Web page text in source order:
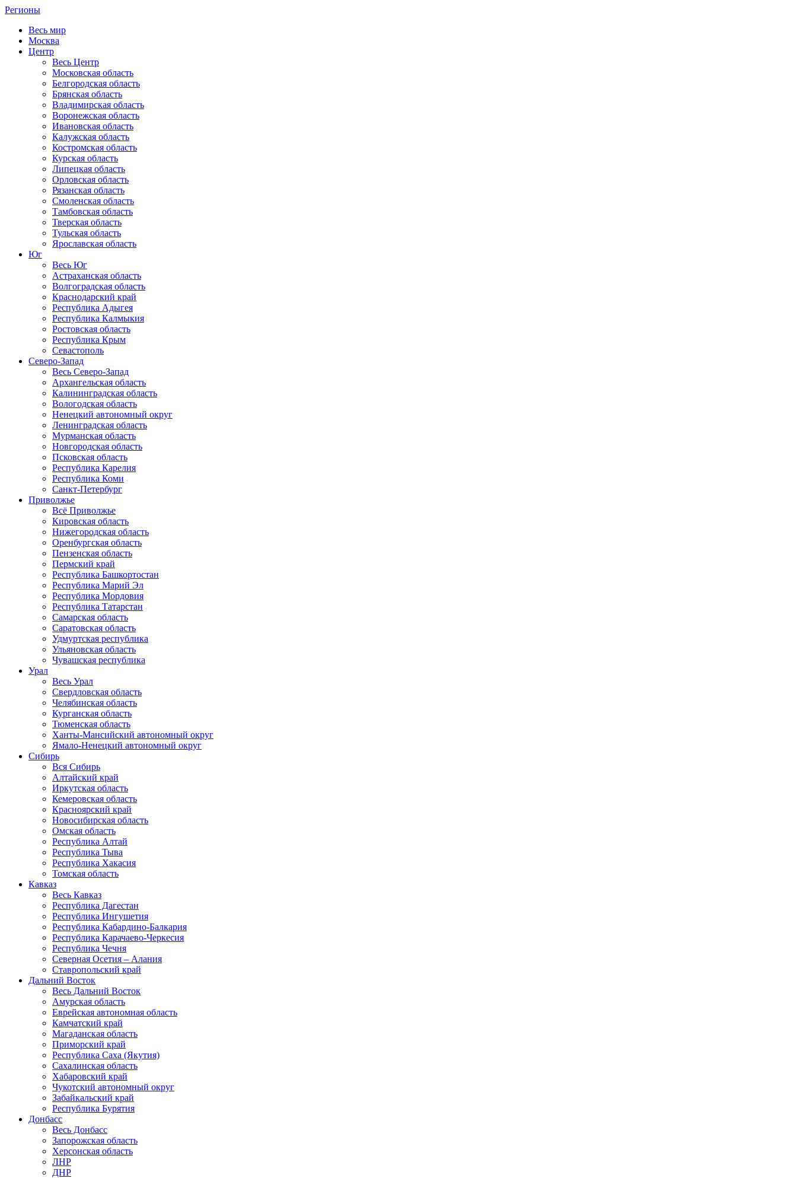
Регионы
Весь мир
Москва
Центр
Весь Центр
Московская область
Белгородская область
Брянская область
Владимирская область
Воронежская область
Ивановская область
Калужская область
Костромская область
Курская область
Липецкая область
Орловская область
Рязанская область
Смоленская область
Тамбовская область
Тверская область
Тульская область
Ярославская область
Юг
Весь Юг
Астраханская область
Волгоградская область
Краснодарский край
Республика Адыгея
Республика Калмыкия
Ростовская область
Республика Крым
Севастополь
Северо-Запад
Весь Северо-Запад
Архангельская область
Калининградская область
Вологодская область
Ненецкий автономный округ
Ленинградская область
Мурманская область
Новгородская область
Псковская область
Республика Карелия
Республика Коми
Санкт-Петербург
Приволжье
Всё Приволжье
Кировская область
Нижегородская область
Оренбургская область
Пензенская область
Пермский край
Республика Башкортостан
Республика Марий Эл
Республика Мордовия
Республика Татарстан
Самарская область
Саратовская область
Удмуртская республика
Ульяновская область
Чувашская республика
Урал
Весь Урал
Свердловская область
Челябинская область
Курганская область
Тюменская область
Ханты-Мансийский автономный округ
Ямало-Ненецкий автономный округ
Сибирь
Вся Сибирь
Алтайский край
Иркутская область
Кемеровская область
Красноярский край
Новосибирская область
Омская область
Республика Алтай
Республика Тыва
Республика Хакасия
Томская область
Кавказ
Весь Кавказ
Республика Дагестан
Республика Ингушетия
Республика Кабардино-Балкария
Республика Карачаево-Черкесия
Республика Чечня
Северная Осетия – Алания
Ставропольский край
Дальний Восток
Весь Дальний Восток
Амурская область
Еврейская автономная область
Камчатский край
Магаданская область
Приморский край
Республика Саха (Якутия)
Сахалинская область
Хабаровский край
Чукотский автономный округ
Забайкальский край
Республика Бурятия
Донбасс
Весь Донбасс
Запорожская область
Херсонская область
ЛНР
ДНР